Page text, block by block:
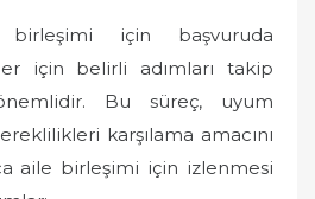
birleşimi için başvuruda
için belirli adımları takip
Bu süreç, uyum
karşılama amacını
aile birleşimi için izlenmesi